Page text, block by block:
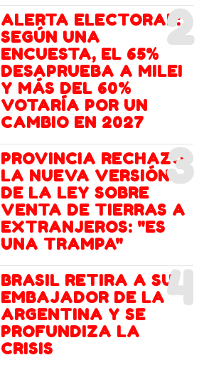
2
ALERTA ELECTORAL:
SEGÚN UNA
ENCUESTA, EL 65%
DESAPRUEBA A MILEI
Y MÁS DEL 60%
VOTARÍA POR UN
CAMBIO EN 2027
3
PROVINCIA RECHAZÓ
LA NUEVA VERSIÓN
DE LA LEY SOBRE
VENTA DE TIERRAS A
EXTRANJEROS: "ES
UNA TRAMPA"
4
BRASIL RETIRA A SU
EMBAJADOR DE LA
ARGENTINA Y SE
PROFUNDIZA LA
CRISIS